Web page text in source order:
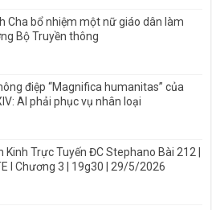
Cha bổ nhiệm một nữ giáo dân làm
Bộ Truyền thông
điệp “Magnifica humanitas” của
AI phải phục vụ nhân loại
Kinh Trực Tuyến ĐC Stephano Bài 212 |
I Chương 3 | 19g30 | 29/5/2026